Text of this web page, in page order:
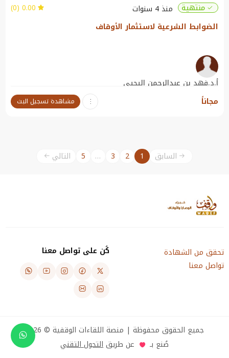
منتهية
منذ 4 سنوات
0.00 (0)
الضوابط الشرعية لاستثمار الأوقاف
أ.د.فهد بن عبدالرحمن اليحيى
أستاذ الفقه في كلية الشريعة والدراسات الإسلامية و أستاذ الدراسات العليا بجامعة
القصيم.
مجاناً مشاهدة تسجيل البث
السابق 1
2
3
…
5 التالي
تحقق من الشهادة
تواصل معنا
كُن على تواصل معنا
جميع الحقوق محفوظة | منصة اللقاءات الوقفية © 2026
صُنع بـ
عن طريقالتحول التقني